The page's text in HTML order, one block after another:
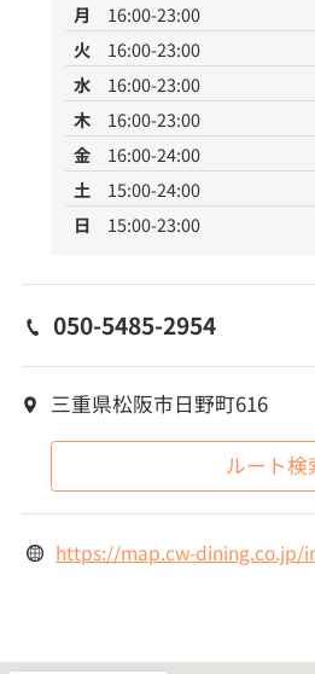
月
16:00-23:00
火
16:00-23:00
水
16:00-23:00
木
16:00-23:00
金
16:00-24:00
土
15:00-24:00
日
15:00-23:00
050-5485-2954
三重県松阪市日野町616
ルート検
https://map.cw-dining.co.jp/